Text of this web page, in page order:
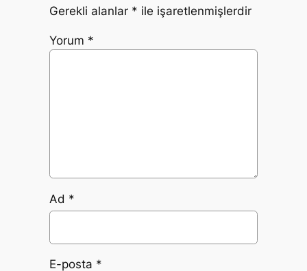
Gerekli alanlar * ile işaretlenmişlerdir
Yorum *
Ad *
E-posta *